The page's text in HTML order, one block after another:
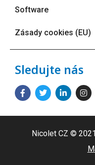
Software
Zásady cookies (EU)
Sledujte nás
Nicolet CZ ©